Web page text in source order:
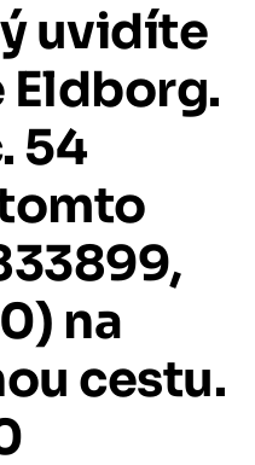
uvidíte
Eldborg.
54
na
cestu.